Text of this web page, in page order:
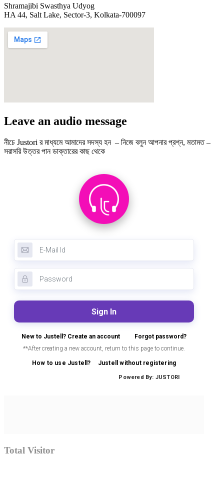
Shramajibi Swasthya Udyog
HA 44, Salt Lake, Sector-3, Kolkata-700097
Leave an audio message
নীচে Justori র মাধ্যমে আমাদের সদস্য হন – নিজে বলুন আপনার প্রশ্ন, মতামত –
সরাসরি উত্তর পান ডাক্তারের কাছ থেকে
Total Visitor